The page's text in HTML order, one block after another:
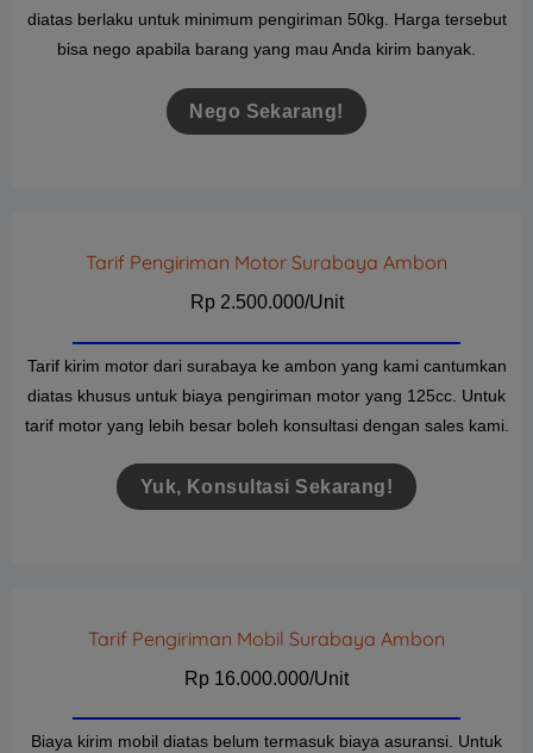
diatas berlaku untuk minimum pengiriman 50kg. Harga tersebut
bisa nego apabila barang yang mau Anda kirim banyak.
Nego Sekarang!
Tarif Pengiriman Motor Surabaya Ambon
Rp 2.500.000/Unit
Tarif kirim motor dari surabaya ke ambon yang kami cantumkan
diatas khusus untuk biaya pengiriman motor yang 125cc. Untuk
tarif motor yang lebih besar boleh konsultasi dengan sales kami.
Yuk, Konsultasi Sekarang!
Tarif Pengiriman Mobil Surabaya Ambon
Rp 16.000.000/Unit
Biaya kirim mobil diatas belum termasuk biaya asuransi. Untuk